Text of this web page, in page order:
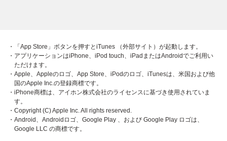
・「App Store」ボタンを押すとiTunes （外部サイト）が起動します。
・アプリケーションはiPhone、iPod touch、iPadまたはAndroidでご利用い
ただけます。
・Apple、Appleのロゴ、App Store、iPodのロゴ、iTunesは、米国および他
国のApple Inc.の登録商標です。
・iPhone商標は、アイホン株式会社のライセンスに基づき使用されていま
す。
・Copyright (C) Apple Inc. All rights reserved.
・Android、Androidロゴ、Google Play 、および Google Play ロゴは、
Google LLC の商標です。